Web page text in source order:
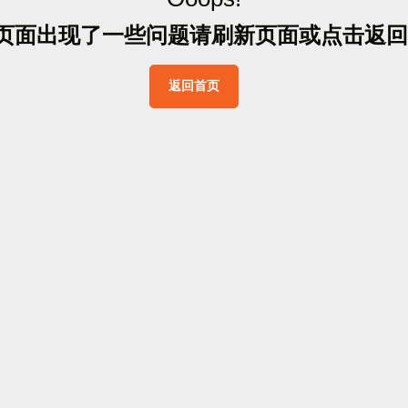
面出现了一些问题请刷新页面或点击返 回
返回首页